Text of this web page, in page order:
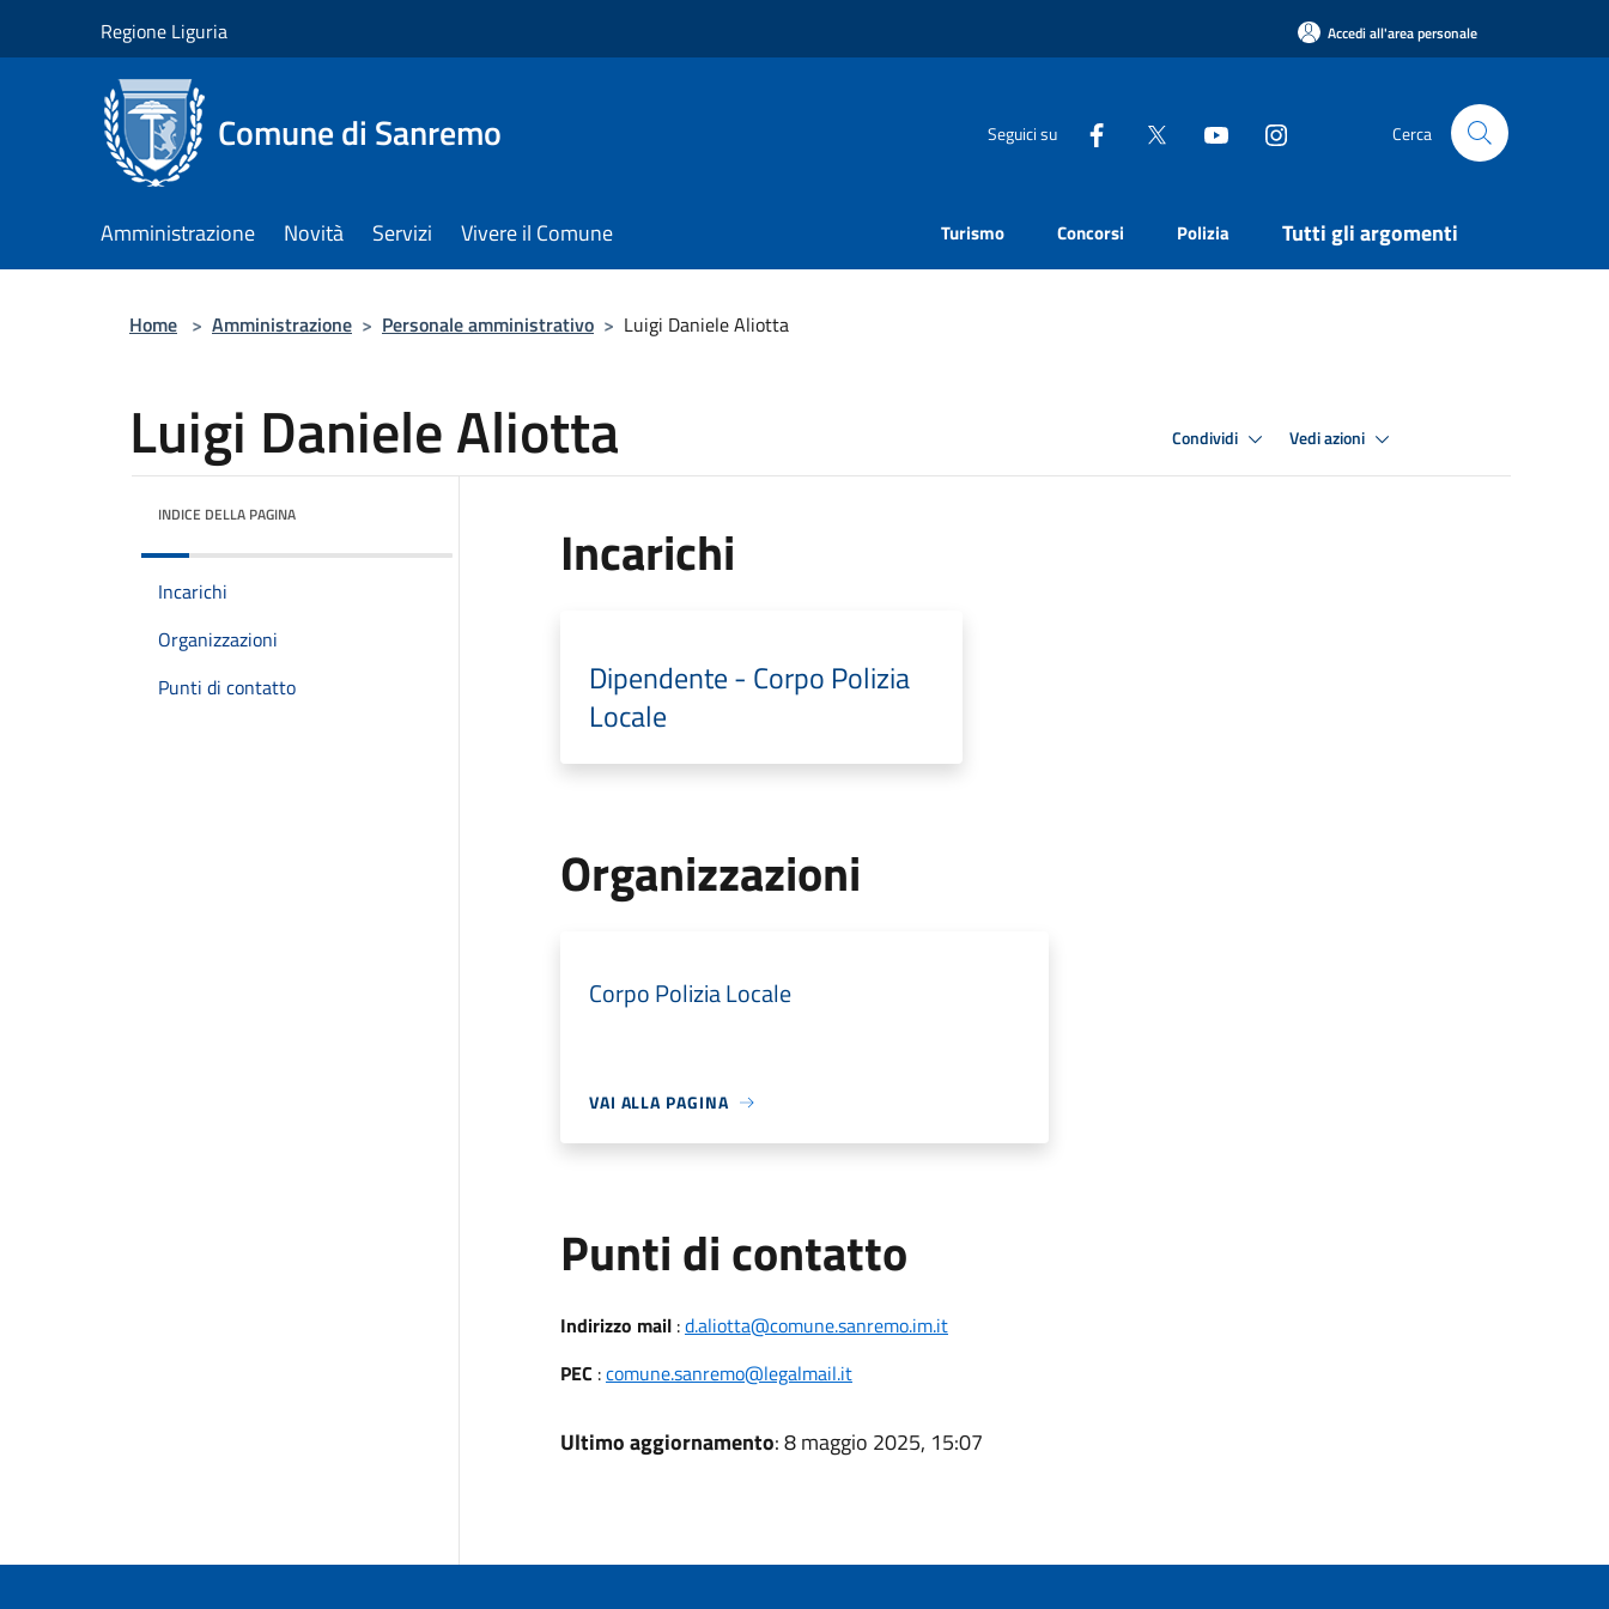
Regione Liguria Accedi all'area personale
Comune di Sanremo Seguici su Cerca
Amministrazione Novità Servizi Vivere il Comune Turismo Concorsi Polizia Tutti gli argomenti
Home > Amministrazione > Personale amministrativo > Luigi Daniele Aliotta
Luigi Daniele Aliotta Condividi Vedi azioni
INDICE DELLA PAGINA
Incarichi
Organizzazioni
Punti di contatto
Incarichi
Dipendente - Corpo Polizia
Locale
Organizzazioni
Corpo Polizia Locale
VAI ALLA PAGINA
Punti di contatto
Indirizzo mail:d.aliotta@comune.sanremo.im.it
PEC :comune.sanremo@legalmail.it
Ultimo aggiornamento: 8 maggio 2025, 15:07